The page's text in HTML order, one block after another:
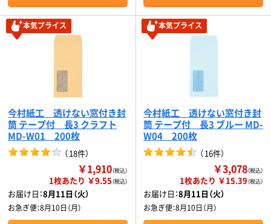
本気プライス
今村紙工 透けない窓付き封
筒 テープ付 長3 クラフト
MD-W01 200枚
（18件）
￥1,910（税込）
1枚あたり ￥9.55（税込）
お届け日：8月11日（火）
お急ぎ便：8月10日（月）
本気プライス
今村紙工 透けない窓付き封
筒 テープ付 長3 ブルー MD-
W04 200枚
（16件）
￥3,078（税込）
1枚あたり ￥15.39（税込）
お届け日：8月11日（火）
お急ぎ便：8月10日（月）